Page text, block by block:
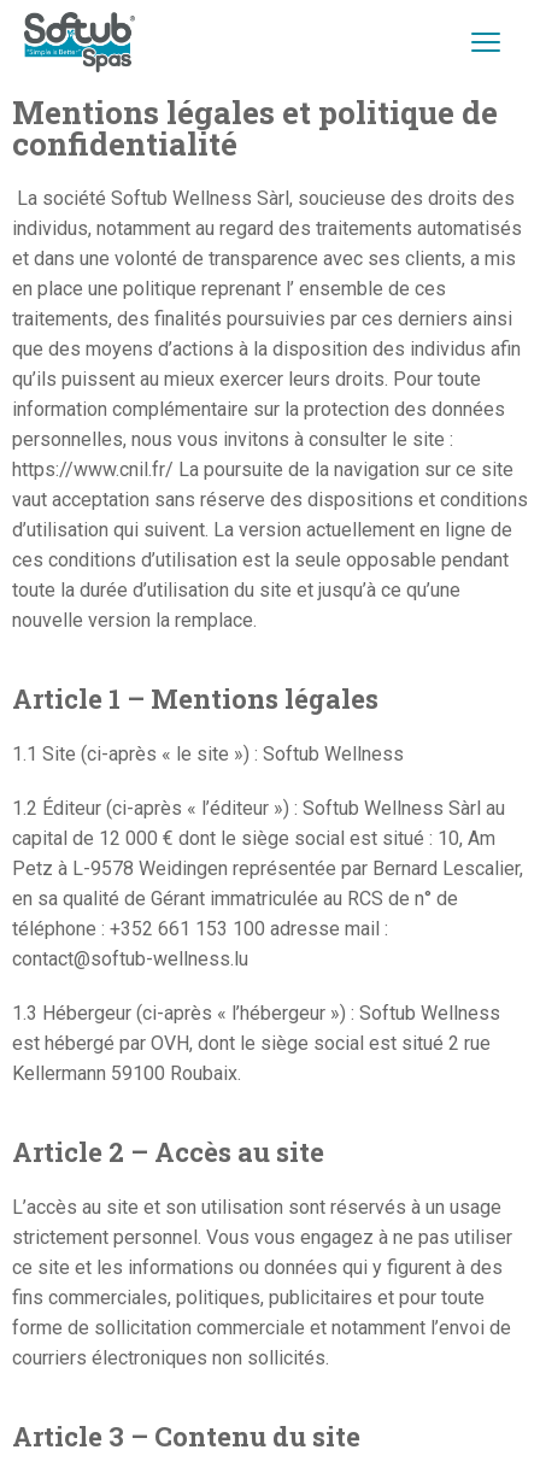
Mentions légales et politique de
confidentialité
La société Softub Wellness Sàrl, soucieuse des droits des
individus, notamment au regard des traitements automatisés
et dans une volonté de transparence avec ses clients, a mis
en place une politique reprenant l’ ensemble de ces
traitements, des finalités poursuivies par ces derniers ainsi
que des moyens d’actions à la disposition des individus afin
qu’ils puissent au mieux exercer leurs droits. Pour toute
information complémentaire sur la protection des données
personnelles, nous vous invitons à consulter le site :
https://www.cnil.fr/ La poursuite de la navigation sur ce site
vaut acceptation sans réserve des dispositions et conditions
d’utilisation qui suivent. La version actuellement en ligne de
ces conditions d’utilisation est la seule opposable pendant
toute la durée d’utilisation du site et jusqu’à ce qu’une
nouvelle version la remplace.
Article 1 – Mentions légales
1.1 Site (ci-après « le site ») : Softub Wellness
1.2 Éditeur (ci-après « l’éditeur ») : Softub Wellness Sàrl au
capital de 12 000 € dont le siège social est situé : 10, Am
Petz à L-9578 Weidingen représentée par Bernard Lescalier,
en sa qualité de Gérant immatriculée au RCS de n° de
téléphone : +352 661 153 100 adresse mail :
contact@softub-wellness.lu
1.3 Hébergeur (ci-après « l’hébergeur ») : Softub Wellness
est hébergé par OVH, dont le siège social est situé 2 rue
Kellermann 59100 Roubaix.
Article 2 – Accès au site
L’accès au site et son utilisation sont réservés à un usage
strictement personnel. Vous vous engagez à ne pas utiliser
ce site et les informations ou données qui y figurent à des
fins commerciales, politiques, publicitaires et pour toute
forme de sollicitation commerciale et notamment l’envoi de
courriers électroniques non sollicités.
Article 3 – Contenu du site